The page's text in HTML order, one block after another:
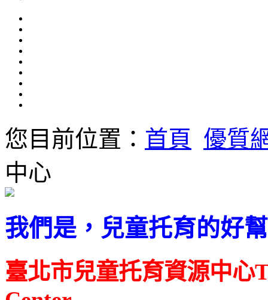
您目前位置： 首頁 優質
中心
我們是，兒童托育的好
臺北市兒童托育資源中心